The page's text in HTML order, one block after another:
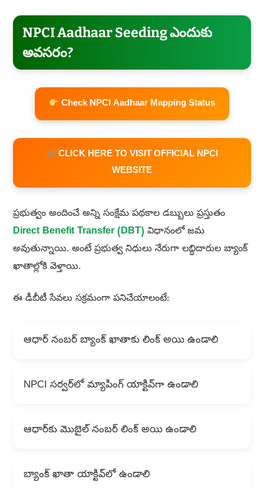
NPCI Aadhaar Seeding ఎందుకు
అవసరం?
Check NPCI Aadhaar Mapping Status
CLICK HERE TO VISIT OFFICIAL NPCI
WEBSITE
ప్రభుత్వం అందించే అన్ని సంక్షేమ పథకాల డబ్బులు ప్రస్తుతం
Direct Benefit Transfer (DBT) విధానంలో జమ
అవుతున్నాయి. అంటే ప్రభుత్వ నిధులు నేరుగా లబ్ధిదారుల బ్యాంక్
ఖాతాల్లోకి వెళ్తాయి.
ఈ డీబీటీ సేవలు సక్రమంగా పనిచేయాలంటే:
ఆధార్ నంబర్ బ్యాంక్ ఖాతాకు లింక్ అయి ఉండాలి
NPCI సర్వర్‌లో మ్యాపింగ్ యాక్టివ్‌గా ఉండాలి
ఆధార్‌కు మొబైల్ నంబర్ లింక్ అయి ఉండాలి
బ్యాంక్ ఖాతా యాక్టివ్‌లో ఉండాలి